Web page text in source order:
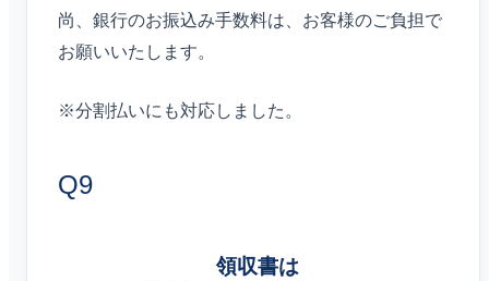
尚、銀行のお振込み手数料は、お客様のご負担で
お願いいたします。
※分割払いにも対応しました。
Q9
領収書は